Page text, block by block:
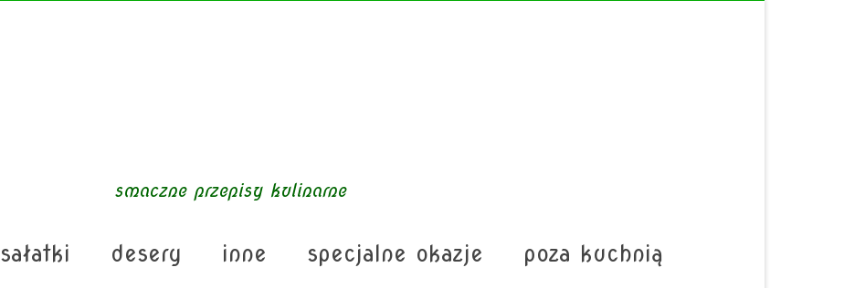
smaczne przepisy kulinarne
sałatki desery inne specjalne okazje poza kuchnią